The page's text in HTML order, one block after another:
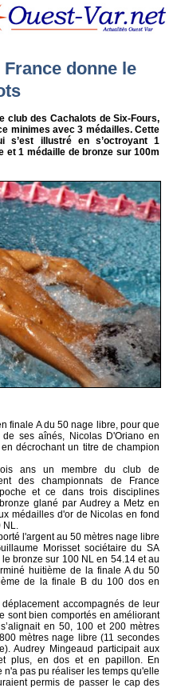
donne le
club des Cachalots de Six-Fours,
minimes avec 3 médailles. Cette
s’est illustré en s’octroyant 1
et 1 médaille de bronze sur 100m
finale A du 50 nage libre, pour que
ses aînés, Nicolas D'Oriano en
décrochant un titre de champion
ans un membre du club de
des championnats de France
et ce dans trois disciplines
glané par Audrey a Metz en
médailles d'or de Nicolas en fond
NL.
l'argent au 50 mètres nage libre
Morisset sociétaire du SA
bronze sur 100 NL en 54.14 et au
huitième de la finale A du 50
de la finale B du 100 dos en
accompagnés de leur
sont bien comportés en améliorant
en 50, 100 et 200 mètres
mètres nage libre (11 secondes
Audrey Mingeaud participait aux
plus, en dos et en papillon. En
pas pu réaliser les temps qu'elle
permis de passer le cap des